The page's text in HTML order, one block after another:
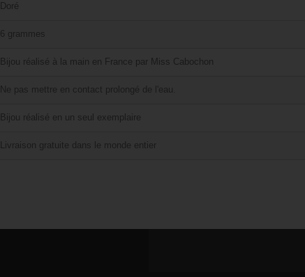
Doré
6 grammes
Bijou réalisé à la main en France par Miss Cabochon
Ne pas mettre en contact prolongé de l'eau.
Bijou réalisé en un seul exemplaire
Livraison gratuite dans le monde entier